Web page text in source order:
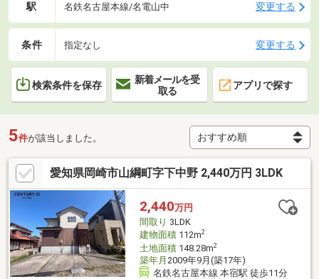
駅 名鉄名古屋本線/名電山中 変更する
条件 指定なし 変更する
検索条件を保存
新着メールを受
取る
アプリで探す
5件が該当しました。
愛知県岡崎市山綱町字下中野 2,440万円 3LDK
2,440万円
間取り 3LDK
建物面積112m2
土地面積148.28m2
築年月 2009年9月(築17年)
名鉄名古屋本線 本宿駅 徒歩11分